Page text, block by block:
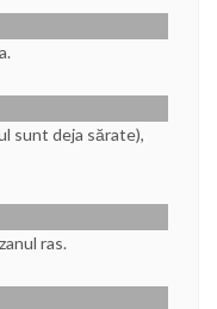
sunt deja sărate),
ras.